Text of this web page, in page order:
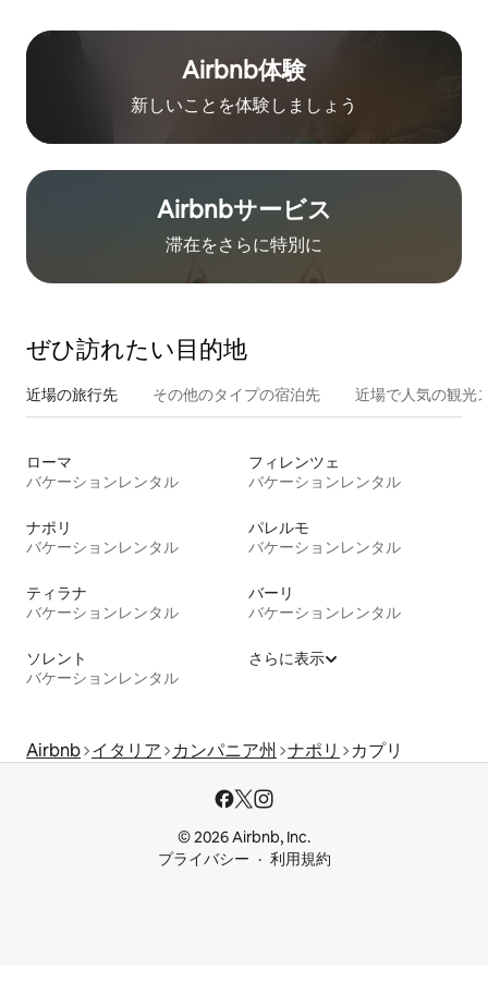
Airbnb体験
新しいことを体験しましょう
Airbnb⁠サ⁠ー⁠ビ⁠ス
滞在をさ⁠ら⁠に特⁠別⁠に
ぜひ訪⁠れ⁠た⁠い目⁠的⁠地
近場の旅行先 その他のタ⁠イ⁠プ⁠の宿⁠泊⁠先 近場で人気の観光
ローマ
バケーションレンタル
フィレンツェ
バケーションレンタル
ナポリ
バケーションレンタル
パレルモ
バケーションレンタル
ティラナ
バケーションレンタル
バーリ
バケーションレンタル
ソレント
バケーションレンタル
さらに表示
Airbnb イタリア カンパニア州 ナポリ カプリ
© 2026 Airbnb, Inc.
プライバシー
利用規約